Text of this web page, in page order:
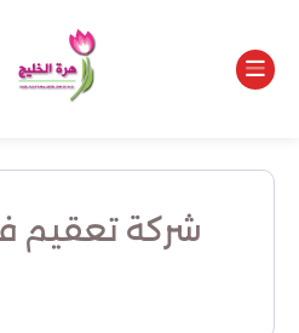
شركة تعقيم